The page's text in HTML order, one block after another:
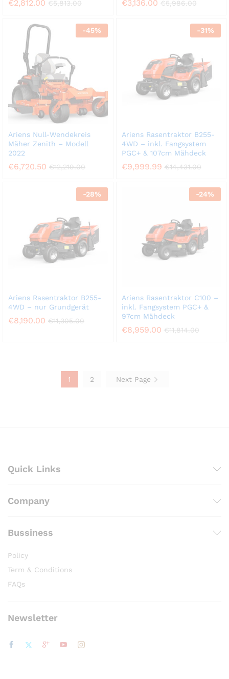
€2,812.00 €5,813.00 €3,136.00 €5,986.00
-45%
Ariens Null-Wendekreis
Mäher Zenith – Modell
2022
€6,720.50 €12,219.00
-31%
Ariens Rasentraktor B255-
4WD – inkl. Fangsystem
PGC+ & 107cm Mähdeck
€9,999.99 €14,431.00
-28%
Ariens Rasentraktor B255-
4WD – nur Grundgerät
€8,190.00 €11,305.00
-24%
Ariens Rasentraktor C100 –
inkl. Fangsystem PGC+ &
97cm Mähdeck
€8,959.00 €11,814.00
1 2 Next Page
Quick Links
Company
Bussiness
Policy
Term & Conditions
FAQs
Newsletter